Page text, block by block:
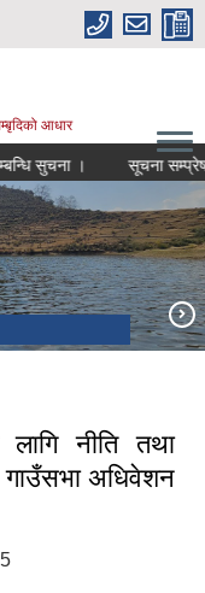
आधार
सुचना । सूचना सम्प्रेषण
नीति तथा
अधिवेशन